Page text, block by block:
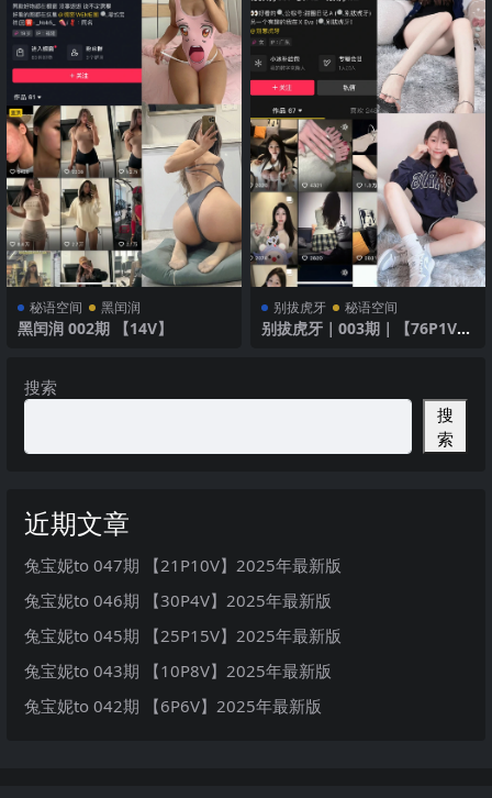
秘语空间 黑闰润
黑闰润 002期 【14V】
别拔虎牙 秘语空间
别拔虎牙｜003期｜【76P1V】
搜索
搜
索
近期文章
兔宝妮to 047期 【21P10V】2025年最新版
兔宝妮to 046期 【30P4V】2025年最新版
兔宝妮to 045期 【25P15V】2025年最新版
兔宝妮to 043期 【10P8V】2025年最新版
兔宝妮to 042期 【6P6V】2025年最新版